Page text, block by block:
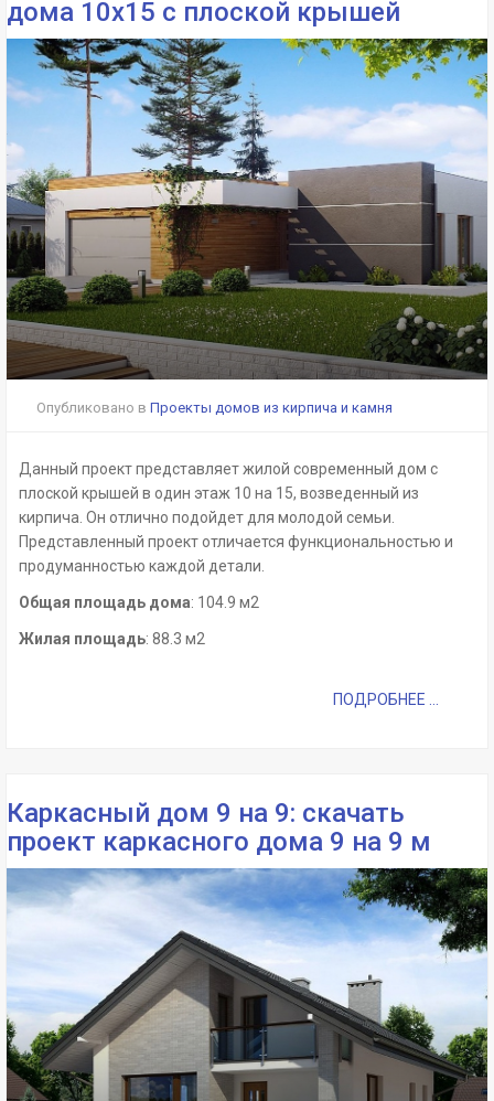
дома 10х15 с плоской крышей
Опубликовано в Проекты домов из кирпича и камня
Данный проект представляет жилой современный дом с
плоской крышей в один этаж 10 на 15, возведенный из
кирпича. Он отлично подойдет для молодой семьи.
Представленный проект отличается функциональностью и
продуманностью каждой детали.
Общая площадь дома: 104.9 м2
Жилая площадь: 88.3 м2
ПОДРОБНЕЕ ...
Каркасный дом 9 на 9: скачать
проект каркасного дома 9 на 9 м